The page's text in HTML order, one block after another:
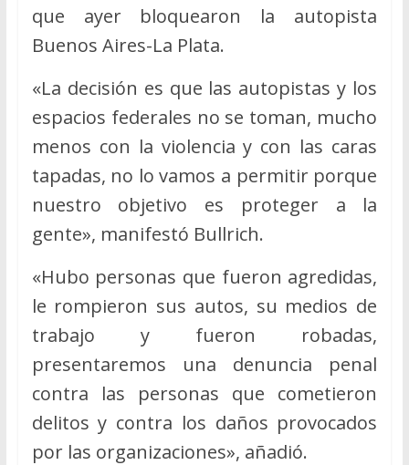
que ayer bloquearon la autopista
Buenos Aires-La Plata.
«La decisión es que las autopistas y los
espacios federales no se toman, mucho
menos con la violencia y con las caras
tapadas, no lo vamos a permitir porque
nuestro objetivo es proteger a la
gente», manifestó Bullrich.
«Hubo personas que fueron agredidas,
le rompieron sus autos, su medios de
trabajo y fueron robadas,
presentaremos una denuncia penal
contra las personas que cometieron
delitos y contra los daños provocados
por las organizaciones», añadió.